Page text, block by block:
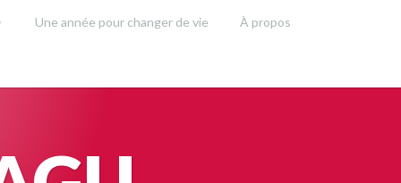
Une année pour changer de vie À propos